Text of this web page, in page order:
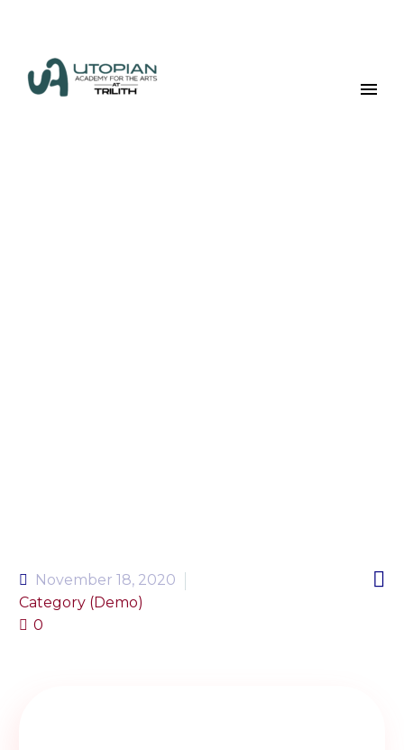

November 18, 2020
Category (Demo)
0